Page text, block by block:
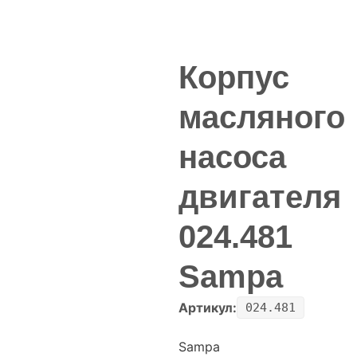
Корпус
масляного
насоса
двигателя
024.481
Sampa
Артикул: 024.481
Sampa